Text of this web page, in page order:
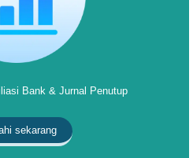
Bank & Jurnal Penutup
sekarang